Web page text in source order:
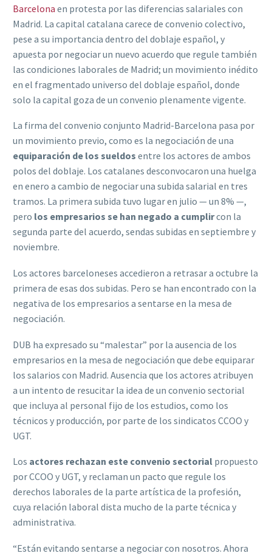
Barcelona en protesta por las diferencias salariales con
Madrid. La capital catalana carece de convenio colectivo,
pese a su importancia dentro del doblaje español, y
apuesta por negociar un nuevo acuerdo que regule también
las condiciones laborales de Madrid; un movimiento inédito
en el fragmentado universo del doblaje español, donde
solo la capital goza de un convenio plenamente vigente.
La firma del convenio conjunto Madrid-Barcelona pasa por
un movimiento previo, como es la negociación de una
equiparación de los sueldos entre los actores de ambos
polos del doblaje. Los catalanes desconvocaron una huelga
en enero a cambio de negociar una subida salarial en tres
tramos. La primera subida tuvo lugar en julio — un 8% —,
pero los empresarios se han negado a cumplircon la
segunda parte del acuerdo, sendas subidas en septiembre y
noviembre.
Los actores barceloneses accedieron a retrasar a octubre la
primera de esas dos subidas. Pero se han encontrado con la
negativa de los empresarios a sentarse en la mesa de
negociación.
DUB ha expresado su “malestar” por la ausencia de los
empresarios en la mesa de negociación que debe equiparar
los salarios con Madrid. Ausencia que los actores atribuyen
a un intento de resucitar la idea de un convenio sectorial
que incluya al personal fijo de los estudios, como los
técnicos y producción, por parte de los sindicatos CCOO y
UGT.
Los actores rechazan este convenio sectorial propuesto
por CCOO y UGT, y reclaman un pacto que regule los
derechos laborales de la parte artística de la profesión,
cuya relación laboral dista mucho de la parte técnica y
administrativa.
“Están evitando sentarse a negociar con nosotros. Ahora